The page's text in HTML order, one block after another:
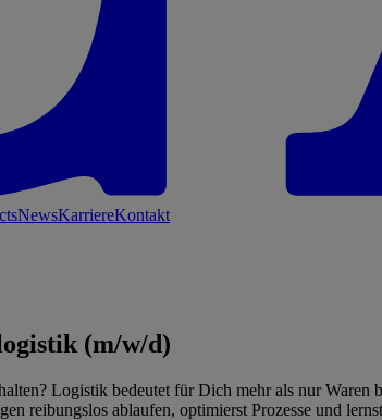
NewsKarriereKontakt
(m/w/d)
Logistik bedeutet für Dich mehr als nur
reibungslos ablaufen, optimierst Prozesse und